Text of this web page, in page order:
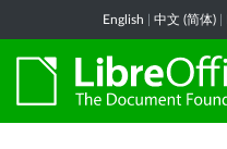
English 中文 (简体)